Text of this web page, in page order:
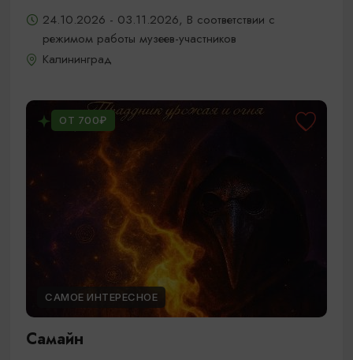
24.10.2026 - 03.11.2026, В соответствии с
режимом работы музеев-участников
Калининград
ОТ 700₽
САМОЕ ИНТЕРЕСНОЕ
Самайн